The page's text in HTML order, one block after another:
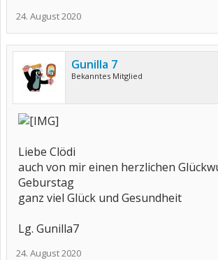
24. August 2020
Gunilla 7
Bekanntes Mitglied
Liebe Clödi
auch von mir einen herzlichen
Geburstag
ganz viel Glück und Gesundheit
Lg. Gunilla7
24. August 2020